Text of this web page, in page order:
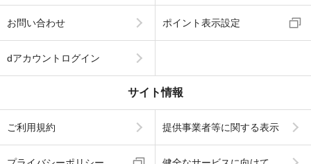
お問い合わせ ポイント表示設定
dアカウントログイン
サイト情報
ご利用規約 提供事業者等に関する表示